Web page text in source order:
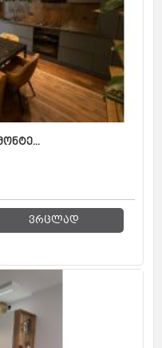
ვრცლად